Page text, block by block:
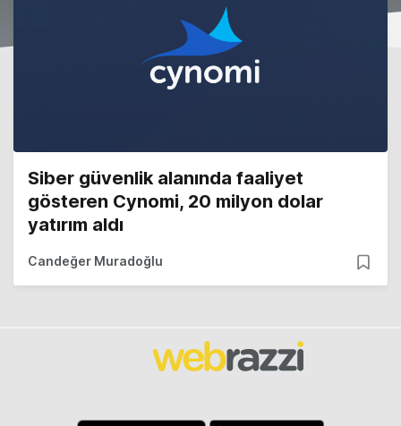
Siber güvenlik alanında faaliyet
gösteren Cynomi, 20 milyon dolar
yatırım aldı
Candeğer Muradoğlu